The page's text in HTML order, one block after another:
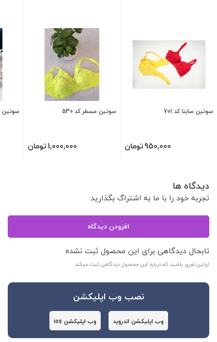
سوتین ساینا کد 701
950,000تومان
سوتین مسطر کد 530
1,000,000تومان
سوتین
دیدگاه ها
تجربه خود را با ما به اشتراگ بگذارید
افزودن دیدگاه
تابحال دیدگاهی برای این محصول ثبت نشده
اولین نفری باشید که درباره این محصول دیدگاهی ثبت میکند
نصب وب اپلیکشن
وب اپلیکشن اندروید وب اپلیکشن ios